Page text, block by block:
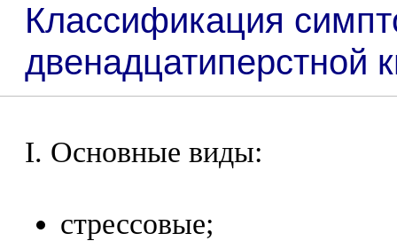
Классификация
двенадцатиперстной
I. Основные виды:
стрессовые;